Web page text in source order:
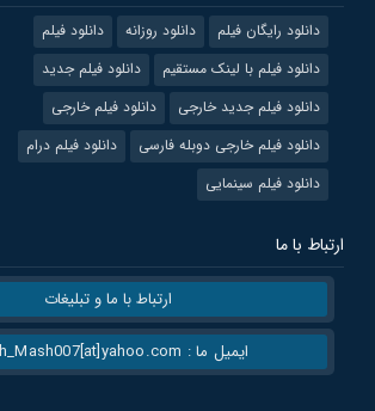
دانلود رایگان فیلم دانلود روزانه
دانلود فیلم
دانلود فیلم با لینک مستقیم
دانلود فیلم جدید
دانلود فیلم جدید خارجی
دانلود فیلم خارجی
دانلود فیلم خارجی دوبله فارسی
دانلود فیلم درام
دانلود فیلم سینمایی
ارتباط با ما
ارتباط با ما و تبلیغات
ایمیل ما : Arash_Mash007[at]yahoo.com